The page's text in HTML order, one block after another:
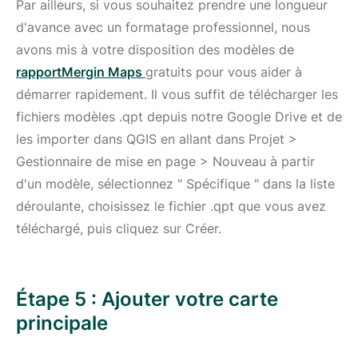
Par ailleurs, si vous souhaitez prendre une longueur
d'avance avec un formatage professionnel, nous
avons mis à votre disposition des modèles de
rapportMergin Maps gratuits pour vous aider à
démarrer rapidement. Il vous suffit de télécharger les
fichiers modèles .qpt depuis notre Google Drive et de
les importer dans QGIS en allant dans Projet >
Gestionnaire de mise en page > Nouveau à partir
d'un modèle, sélectionnez " Spécifique " dans la liste
déroulante, choisissez le fichier .qpt que vous avez
téléchargé, puis cliquez sur Créer.
Étape 5 : Ajouter votre carte
principale